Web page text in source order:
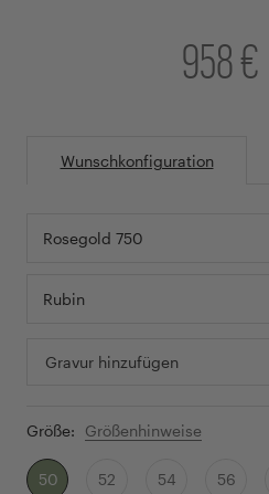
958 €
Wunschkonfiguration
Rosegold 750
Rubin
Gravur hinzufügen
Größe: Größenhinweise
50 52 54 56